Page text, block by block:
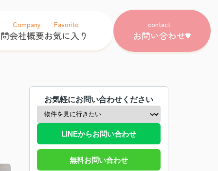
Company
会社概要
Favorite
お気に入り
contact
お問い合わせ
お気軽にお問い合わせください
LINEからお問い合わせ
無料お問い合わせ